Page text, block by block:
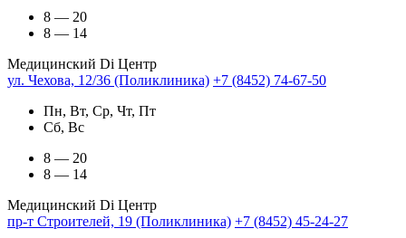
8 — 20
8 — 14
Медицинский Di Центр
ул. Чехова, 12/36 (Поликлиника) +7 (8452) 74-67-50
Пн, Вт, Ср, Чт, Пт
Сб, Вс
8 — 20
8 — 14
Медицинский Di Центр
пр-т Строителей, 19 (Поликлиника) +7 (8452) 45-24-27